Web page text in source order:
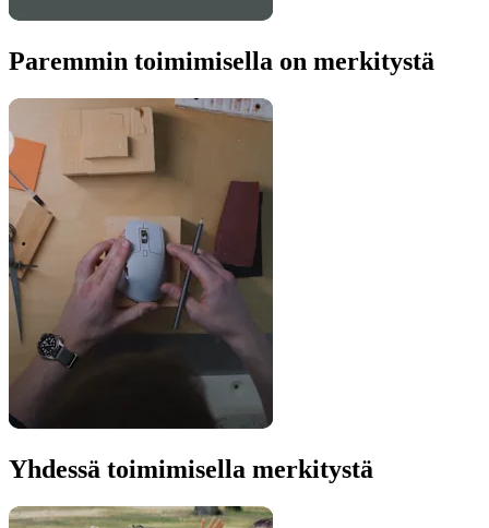
Paremmin toimimisella on merkitystä
Yhdessä toimimisella merkitystä